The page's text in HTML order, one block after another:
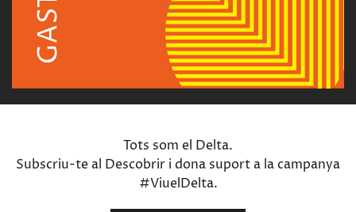
Tots som el Delta.
Subscriu-te al Descobrir i dona suport a la campanya
#ViuelDelta.